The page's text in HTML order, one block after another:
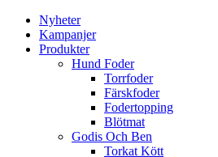
Nyheter
Kampanjer
Produkter
Hund Foder
Torrfoder
Färskfoder
Fodertopping
Blötmat
Godis Och Ben
Torkat Kött